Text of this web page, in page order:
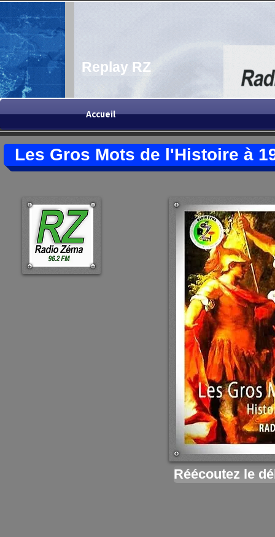
Replay RZ
Accueil
Les Gros Mots de l'Histoire à
Réécoutez le